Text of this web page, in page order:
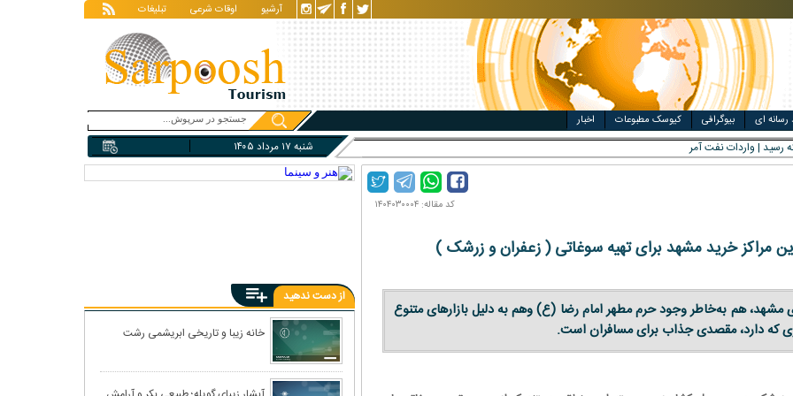
تبلیغات اوقات شرعی آرشیو خودرو
رسانه ای بیوگرافی کیوسک مطبوعات اخبار
شنبه ۱۷ مرداد ۱۴۰۵
کد مقاله: ۱۴۰۴۰۳۰۰۰۴
مراکز خرید مشهد برای تهیه سوغاتی ( زعفران و زرشک )
مشهد، هم به‌خاطر وجود حرم مطهر امام رضا (ع) وهم به دلیل بازارهای متنوع
که دارد، مقصدی جذاب برای مسافران است.
از دست ندهید
خانه زیبا و تاریخی ابریشمی رشت